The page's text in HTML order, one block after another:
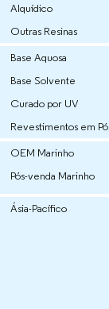
Alquídico
Outras Resinas
Base Aquosa
Base Solvente
Curado por UV
Revestimentos em Pó
OEM Marinho
Pós-venda Marinho
Ásia-Pacífico